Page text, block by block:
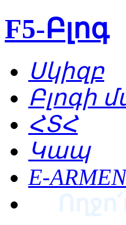
F5-Բլոգ
Սկիզբ
Բլոգի
ՀՏՀ
Կապ
E-